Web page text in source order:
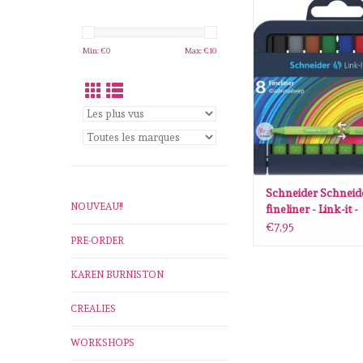
Min: €0 Max: €10
NOUVEAU!!
PRE-ORDER
KAREN BURNISTON
CREALIES
WORKSHOPS
Schneider
Link-it - lijnbreedte 0,4
AJOUTER AU
Schneider
fineliner - Link-it -
lijnbreedte 0,4 mm
€7,95